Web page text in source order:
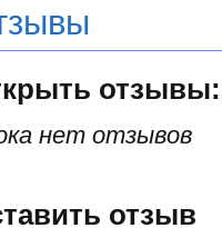
нет отзывов
отзыв